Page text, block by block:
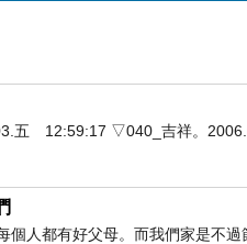
五 12:59:17 ▽040_吉祥。
人都有好父母。而我們家是不